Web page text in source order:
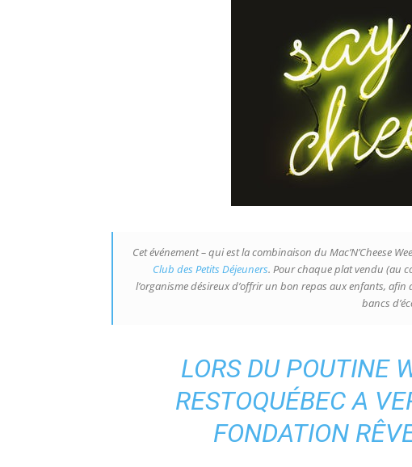
Cet événement – qui est la combinaison du Mac’N’Cheese
Club des Petits Déjeuners. Pour chaque plat vendu (au
l’organisme désireux d’offrir un bon repas aux enfants,
bancs
LORS DU POUTINE
RESTOQUÉBEC A
FONDATION